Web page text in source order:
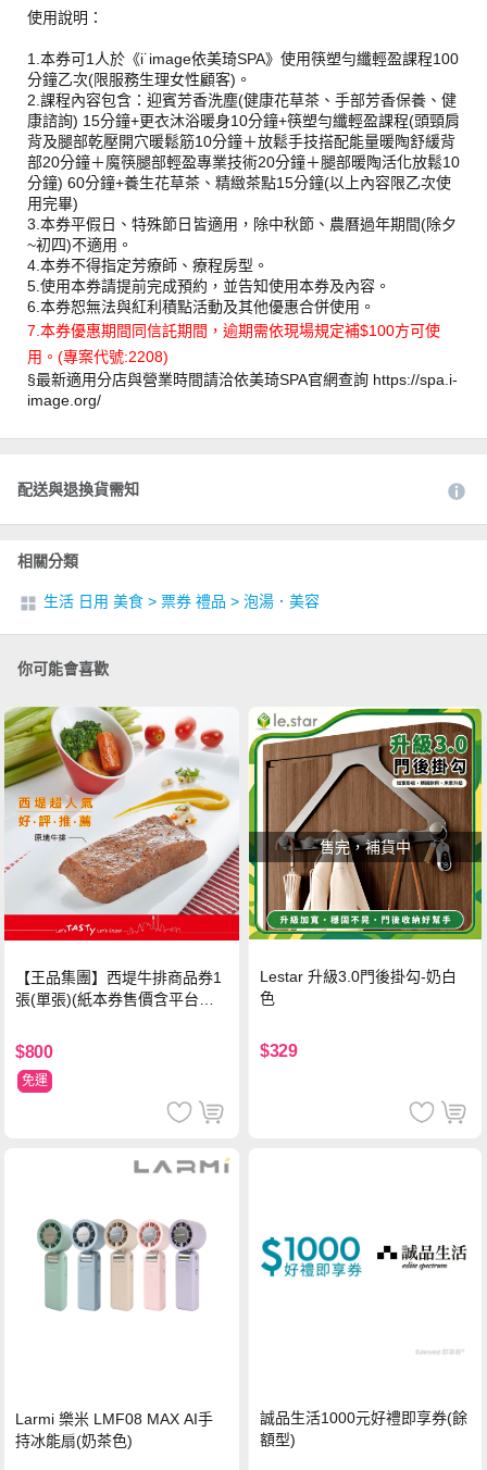
使用說明：
1.本券可1人於《i˙image依美琦SPA》使用筷塑勻纖輕盈課程100
分鐘乙次(限服務生理女性顧客)。
2.課程內容包含：迎賓芳香洗塵(健康花草茶、手部芳香保養、健
康諮詢) 15分鐘+更衣沐浴暖身10分鐘+筷塑勻纖輕盈課程(頭頸肩
背及腿部乾壓開穴暖鬆筋10分鐘＋放鬆手技搭配能量暖陶舒緩背
部20分鐘＋魔筷腿部輕盈專業技術20分鐘＋腿部暖陶活化放鬆10
分鐘) 60分鐘+養生花草茶、精緻茶點15分鐘(以上內容限乙次使
用完畢)
3.本券平假日、特殊節日皆適用，除中秋節、農曆過年期間(除夕
~初四)不適用。
4.本券不得指定芳療師、療程房型。
5.使用本券請提前完成預約，並告知使用本券及內容。
6.本券恕無法與紅利積點活動及其他優惠合併使用。
7.本券優惠期間同信託期間，逾期需依現場規定補$100方可使
用。(專案代號:2208)
§最新適用分店與營業時間請洽依美琦SPA官網查詢 https://spa.i-
image.org/
配送與退換貨需知
相關分類
生活 日用 美食 > 票券 禮品 > 泡湯．美容
你可能會喜歡
【王品集團】西堤牛排商品券1
張(單張)(紙本券售價含平台物
$800
免運
售完，補貨中
Lestar 升級3.0門後掛勾-奶白
色
$329
Larmi 樂米 LMF08 MAX AI手
持冰能扇(奶茶色)
誠品生活1000元好禮即享券(餘
額型)